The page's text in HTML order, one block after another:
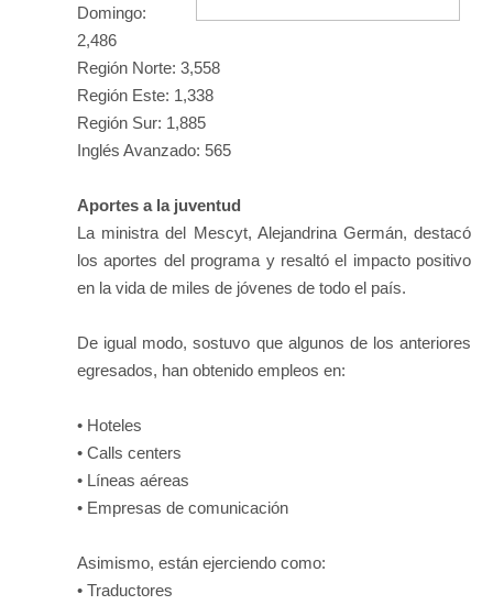
Domingo:
2,486
Región Norte: 3,558
Región Este: 1,338
Región Sur: 1,885
Inglés Avanzado: 565
Aportes a la juventud
La ministra del Mescyt, Alejandrina Germán, destacó
los aportes del programa y resaltó el impacto positivo
en la vida de miles de jóvenes de todo el país.
De igual modo, sostuvo que algunos de los anteriores
egresados, han obtenido empleos en:
• Hoteles
• Calls centers
• Líneas aéreas
• Empresas de comunicación
Asimismo, están ejerciendo como:
• Traductores